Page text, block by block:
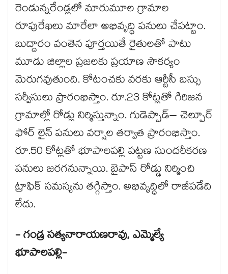
రెండున్నరేండ్లలో మారుమూల గ్రామాల
రూపురేఖలు మారేలా అభివృద్ధి పనులు చేపట్టాం.
బుద్దారం వంతెన పూర్తయితే రైతులతో పాటు
మూడు జిల్లాల ప్రజలకు ప్రయాణ సౌకర్యం
మెరుగవుతుంది. కోటంచకు వరకు ఆర్టీసీ బస్సు
సర్వీసులు ప్రారంభిస్తాం. రూ.23 కోట్లతో గిరిజన
గ్రామాల్లో రోడ్లు నిర్మిస్తున్నాం. గుడెప్పాడ్– చెల్పూర్
ఫోర్ లైన్ పనులు వర్షాల తర్వాత ప్రారంభిస్తాం.
రూ.50 కోట్లతో భూపాలపల్లి పట్టణ సుందరీకరణ
పనులు జరగనున్నాయి. బైపాస్ రోడ్డు నిర్మించి
ట్రాఫిక్​ సమస్యను తగ్గిస్తాం. అభివృద్ధిలో రాజీపడేది
లేదు.
- గండ్ర సత్యనారాయణరావు, ఎమ్మెల్యే
భూపాలపల్లి-